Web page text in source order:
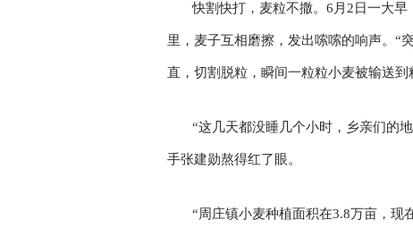
快割快打，麦粒不撒。6月2日一大
里，麦子互相磨擦，发出嗦嗦的响声。“
直，切割脱粒，瞬间一粒粒小麦被输送到
“这几天都没睡几个小时，乡亲们的
手张建勋熬得红了眼。
“周庄镇小麦种植面积在3.8万亩，现